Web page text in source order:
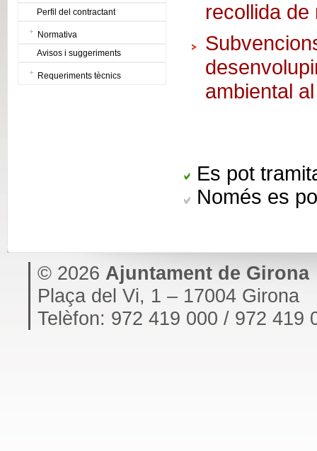
Perfil del contractant
Normativa
Avisos i suggeriments
Requeriments tècnics
recollida
ambiental
Es pot
Només es
© 2026 Ajuntament de Girona
Plaça del Vi, 1 – 17004 Girona
Telèfon: 972 419 000 / 972 419